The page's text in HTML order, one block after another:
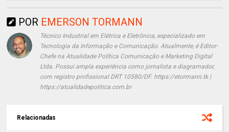
POR EMERSON TORMANN
Técnico Industrial em Elétrica e Eletrônica, especializado em
Tecnologia da Informação e Comunicação. Atualmente, é Editor-
Chefe na Atualidade Política Comunicação e Marketing Digital
Ltda. Possui ampla experiência como jornalista e diagramador,
com registro profissional DRT 10580/DF. https://etormann.tk |
https://atualidadepolitica.com.br
Relacionadas